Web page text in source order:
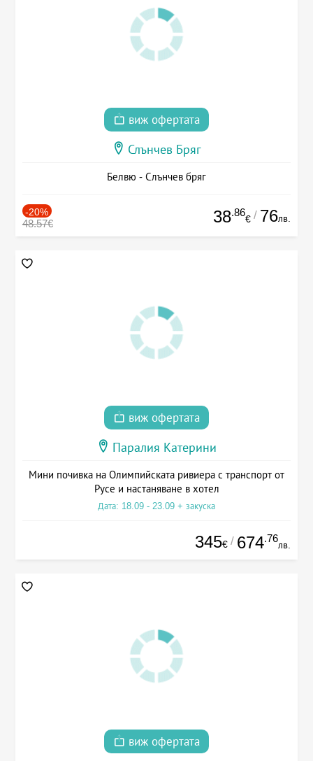
виж офертата
Слънчев Бряг
Белвю - Слънчев бряг
-20%
48.57€ 38.86
€ / 76лв.
виж офертата
Паралия Катерини
Мини почивка на Олимпийската ривиера с транспорт от
Русе и настаняване в хотел
Дата: 18.09 - 23.09 + закуска
345€ / 674.76
лв.
виж офертата